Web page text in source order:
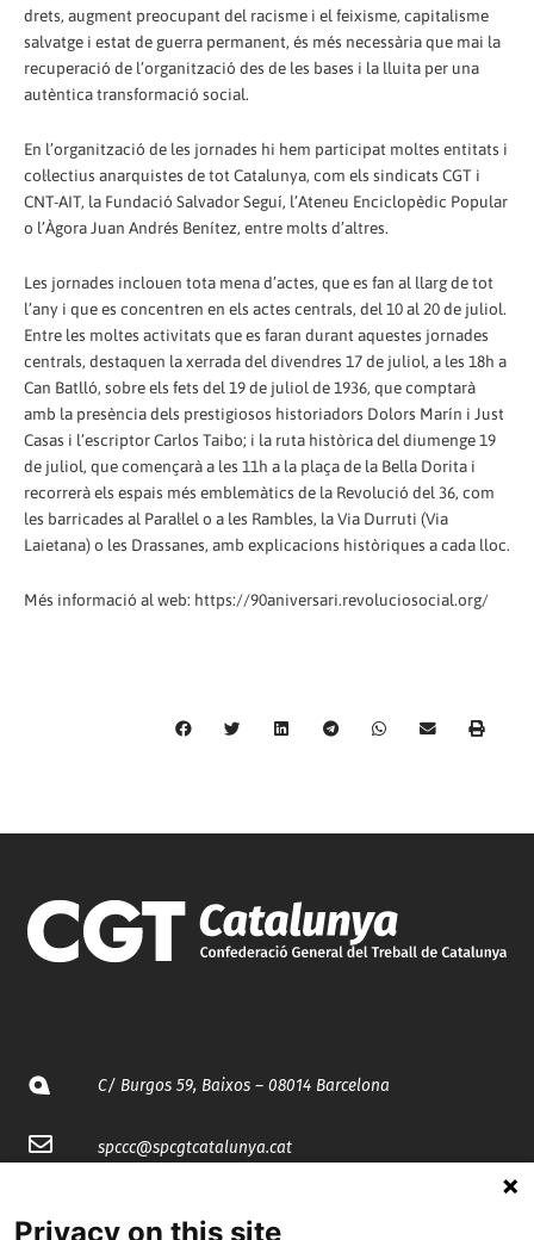
drets, augment preocupant del racisme i el feixisme, capitalisme
salvatge i estat de guerra permanent, és més necessària que mai la
recuperació de l’organització des de les bases i la lluita per una
autèntica transformació social.
En l’organització de les jornades hi hem participat moltes entitats i
col·lectius anarquistes de tot Catalunya, com els sindicats CGT i
CNT-AIT, la Fundació Salvador Seguí, l’Ateneu Enciclopèdic Popular
o l’Àgora Juan Andrés Benítez, entre molts d’altres.
Les jornades inclouen tota mena d’actes, que es fan al llarg de tot
l’any i que es concentren en els actes centrals, del 10 al 20 de juliol.
Entre les moltes activitats que es faran durant aquestes jornades
centrals, destaquen la xerrada del divendres 17 de juliol, a les 18h a
Can Batlló, sobre els fets del 19 de juliol de 1936, que comptarà
amb la presència dels prestigiosos historiadors Dolors Marín i Just
Casas i l’escriptor Carlos Taibo; i la ruta històrica del diumenge 19
de juliol, que començarà a les 11h a la plaça de la Bella Dorita i
recorrerà els espais més emblemàtics de la Revolució del 36, com
les barricades al Paral·lel o a les Rambles, la Via Durruti (Via
Laietana) o les Drassanes, amb explicacions històriques a cada lloc.
Més informació al web: https://90aniversari.revoluciosocial.org/
C/ Burgos 59, Baixos – 08014 Barcelona
spccc@spcgtcatalunya.cat
Privacy on this site